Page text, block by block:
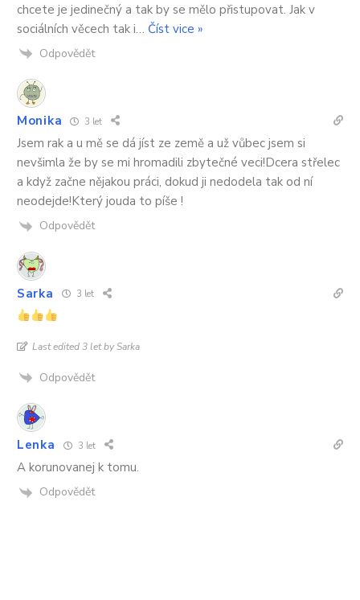
chcete je jedinečný a tak by se mělo přistupovat. Jak v
sociálních věcech tak i… Číst vice »
Odpovědět
Monika 3 let
Jsem rak a u mě se dá jíst ze země a už vůbec jsem si
nevšimla že by se mi hromadili zbytečné veci!Dcera střelec
a když začne nějakou práci, dokud ji nedodela tak od ní
neodejde!Který jouda to píše !
Odpovědět
Sarka 3 let
Last edited 3 let by Sarka
Odpovědět
Lenka 3 let
A korunovanej k tomu.
Odpovědět